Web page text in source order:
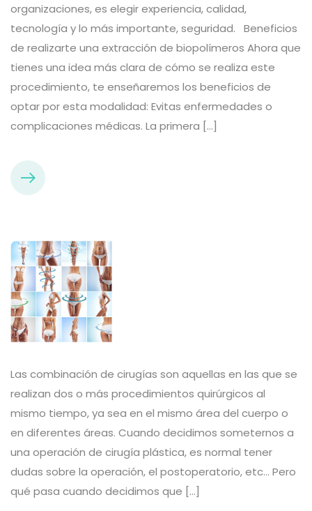
organizaciones, es elegir experiencia, calidad,
tecnología y lo más importante, seguridad. Beneficios
de realizarte una extracción de biopolímeros Ahora que
tienes una idea más clara de cómo se realiza este
procedimiento, te enseñaremos los beneficios de
optar por esta modalidad: Evitas enfermedades o
complicaciones médicas. La primera […]
Las combinación de cirugías son aquellas en las que se
realizan dos o más procedimientos quirúrgicos al
mismo tiempo, ya sea en el mismo área del cuerpo o
en diferentes áreas. Cuando decidimos someternos a
una operación de cirugía plástica, es normal tener
dudas sobre la operación, el postoperatorio, etc… Pero
qué pasa cuando decidimos que […]